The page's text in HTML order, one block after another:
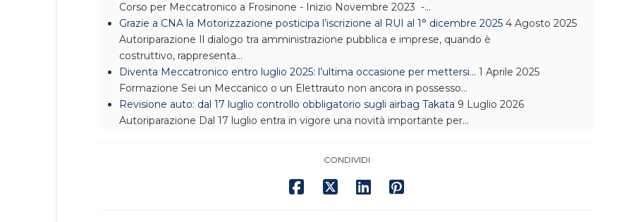
Corso per Meccatronico a Frosinone - Inizio Novembre 2023 -…
Grazie a CNA la Motorizzazione posticipa l’iscrizione al RUI al 1° dicembre 20254 Agosto 2025
Autoriparazione
Il dialogo tra amministrazione pubblica e imprese, quando è
costruttivo, rappresenta…
Diventa Meccatronico entro luglio 2025: l’ultima occasione per mettersi… 1 Aprile 2025
Formazione Sei un Meccanico o un Elettrauto non ancora in possesso…
Revisione auto: dal 17 luglio controllo obbligatorio sugli airbag Takata 9 Luglio 2026
Autoriparazione Dal 17 luglio entra in vigore una novità importante per…
CONDIVIDI